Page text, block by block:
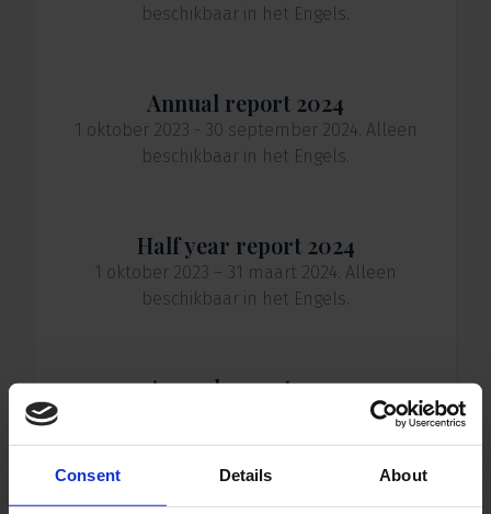
Consent Details About
beschikbaar in het Engels.
Annual report 2024
1 oktober 2023 - 30 september 2024. Alleen
beschikbaar in het Engels.
Half year report 2024
1 oktober 2023 – 31 maart 2024. Alleen
beschikbaar in het Engels.
Annual report 2023
1 oktober 2022 - 30 september 2023. Alleen
beschikbaar in het Engels.